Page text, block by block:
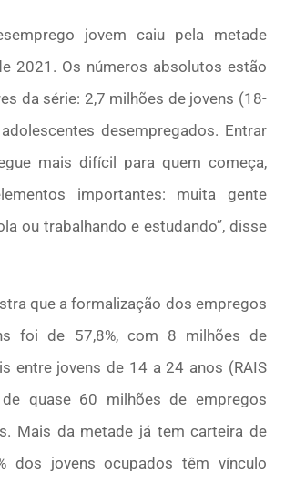
jovem caiu pela metade
2021. Os números absolutos estão
da série: 2,7 milhões de jovens (18-
desempregados. Entrar
mais difícil para quem começa,
importantes: muita gente
ou trabalhando e estudando”, disse
que a formalização dos empregos
foi de 57,8%, com 8 milhões de
entre jovens de 14 a 24 anos (RAIS
quase 60 milhões de empregos
Mais da metade já tem carteira de
dos jovens ocupados têm vínculo